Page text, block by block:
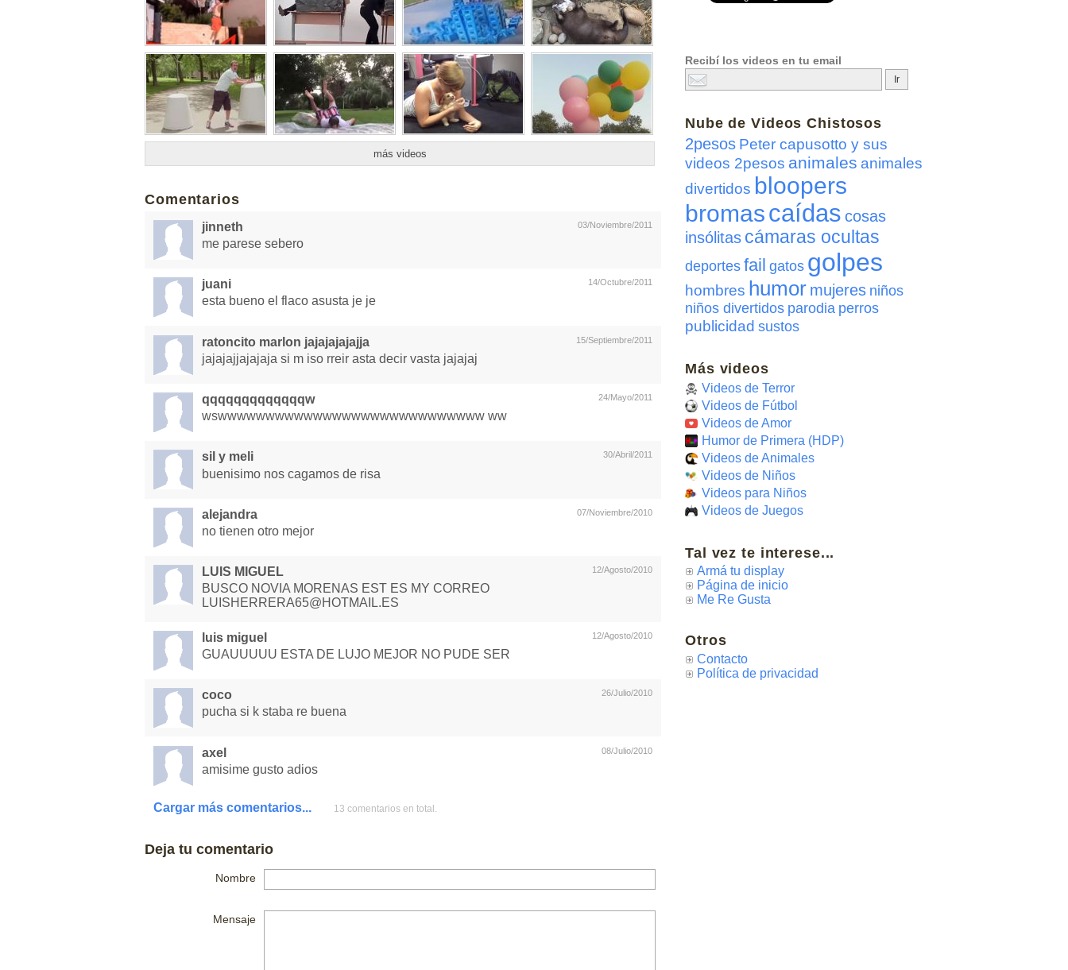
más videos
Comentarios
03/Noviembre/2011
jinneth
me parese sebero
14/Octubre/2011
juani
esta bueno el flaco asusta je je
15/Septiembre/2011
ratoncito marlon jajajajajajja
jajajajjajajaja si m iso rreir asta decir vasta jajajaj
24/Mayo/2011
qqqqqqqqqqqqqw
wswwwwwwwwwwwwwwwwwwwwwwwwwwww ww
30/Abril/2011
sil y meli
buenisimo nos cagamos de risa
07/Noviembre/2010
alejandra
no tienen otro mejor
12/Agosto/2010
LUIS MIGUEL
BUSCO NOVIA MORENAS EST ES MY CORREO
LUISHERRERA65@HOTMAIL.ES
12/Agosto/2010
luis miguel
GUAUUUUU ESTA DE LUJO MEJOR NO PUDE SER
26/Julio/2010
coco
pucha si k staba re buena
08/Julio/2010
axel
amisime gusto adios
Cargar más comentarios... 13 comentarios en total.
Deja tu comentario
Nombre
Mensaje
Recibí los videos en tu email
Nube deVideos Chistosos
2pesos Peter capusotto y sus
videos 2pesos animales animales
divertidos bloopers
bromascaídas cosas
insólitas cámaras ocultas
deportes fail gatos golpes
hombres humor mujeres niños
niños divertidos parodia perros
publicidad sustos
Más videos
Videos de Terror
Videos de Fútbol
Videos de Amor
Humor de Primera (HDP)
Videos de Animales
Videos de Niños
Videos para Niños
Videos de Juegos
Tal vez te interese...
Armá tu display
Página de inicio
Me Re Gusta
Otros
Contacto
Política de privacidad